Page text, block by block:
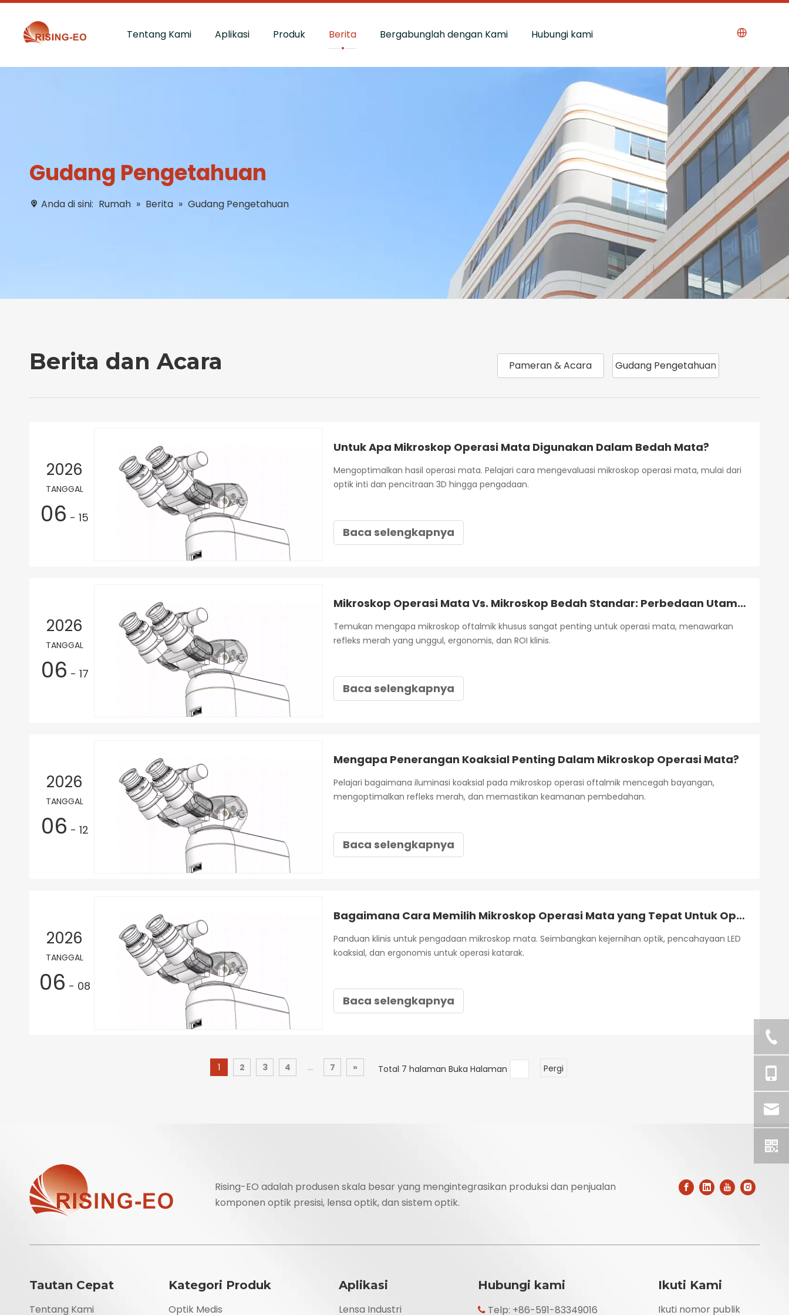
Tentang Kami Aplikasi Produk Berita Bergabunglah dengan Kami Hubungi kami
Gudang Pengetahuan
Anda di sini: Rumah » Berita » Gudang Pengetahuan
Berita dan Acara Pameran & Acara Gudang Pengetahuan
2026
TANGGAL
06 - 15
Untuk Apa Mikroskop Operasi Mata Digunakan Dalam Bedah Mata?
Mengoptimalkan hasil operasi mata. Pelajari cara mengevaluasi mikroskop operasi mata, mulai dari
optik inti dan pencitraan 3D hingga pengadaan.
Baca selengkapnya
2026
TANGGAL
06 - 17
Mikroskop Operasi Mata Vs. Mikroskop Bedah Standar: Perbedaan Utama?
Temukan mengapa mikroskop oftalmik khusus sangat penting untuk operasi mata, menawarkan
refleks merah yang unggul, ergonomis, dan ROI klinis.
Baca selengkapnya
2026
TANGGAL
06 - 12
Mengapa Penerangan Koaksial Penting Dalam Mikroskop Operasi Mata?
Pelajari bagaimana iluminasi koaksial pada mikroskop operasi oftalmik mencegah bayangan,
mengoptimalkan refleks merah, dan memastikan keamanan pembedahan.
Baca selengkapnya
2026
TANGGAL
06 - 08
Bagaimana Cara Memilih Mikroskop Operasi Mata yang Tepat Untuk Operasi Katarak?
Panduan klinis untuk pengadaan mikroskop mata. Seimbangkan kejernihan optik, pencahayaan LED
koaksial, dan ergonomis untuk operasi katarak.
Baca selengkapnya
1 2 3 4 ... 7 » Total 7 halaman Buka Halaman Pergi
Rising-EO adalah produsen skala besar yang mengintegrasikan produksi dan penjualan
komponen optik presisi, lensa optik, dan sistem optik.
Tautan Cepat
Tentang Kami
Kategori Produk
Optik Medis
Aplikasi
Lensa Industri
Hubungi kami
 Telp: +86-591-83349016
Ikuti Kami
Ikuti nomor publik